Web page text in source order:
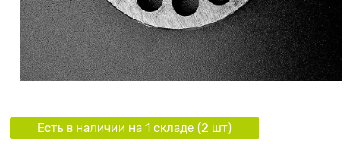
Есть в наличии на 1 складe (2 шт)